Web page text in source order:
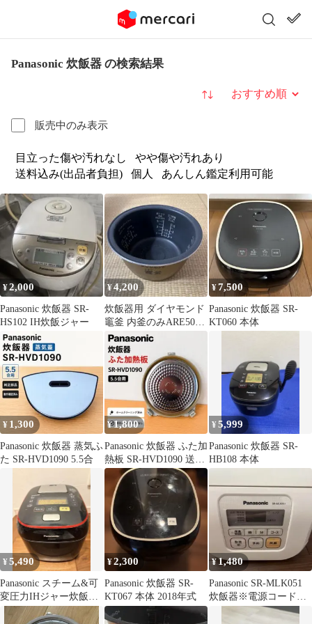
Panasonic 炊飯器 の検索結果
販売中のみ表示
並び替え
目立った傷や汚れなし
やや傷や汚れあり
送料込み(出品者負担)
個人 あんしん鑑定利用可能
¥2,000
Panasonic 炊飯器 SR-
HS102 IH炊飯ジャー
¥4,200
炊飯器用 ダイヤモンド
竈釜 内釜のみ‎ARE50-
H04
¥7,500
Panasonic 炊飯器 SR-
KT060 本体
¥ 1,300
Panasonic 炊飯器 蒸気ふ
た SR-HVD1090 5.5合
¥1,800
Panasonic 炊飯器 ふた加
熱板 SR-HVD1090 送料
込み
¥5,999
Panasonic 炊飯器 SR-
HB108 本体
¥5,490
Panasonic スチーム&可
変圧力IHジャー炊飯器
SR-SPA105
¥2,300
Panasonic 炊飯器 SR-
KT067 本体 2018年式
¥1,480
Panasonic SR-MLK051
炊飯器※電源コードな